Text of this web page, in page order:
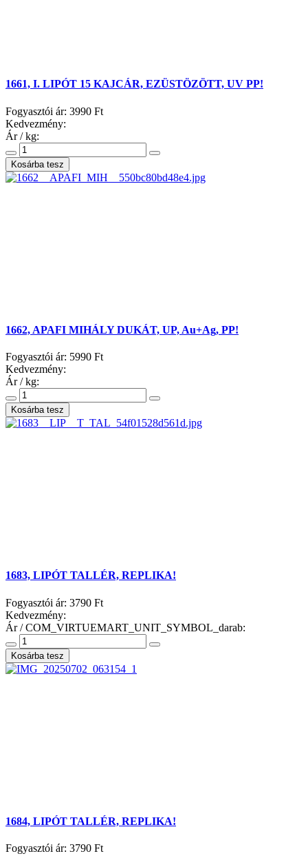
1661, I. LIPÓT 15 KAJCÁR, EZÜSTÖZÖTT, UV PP!
Fogyasztói ár: 3990 Ft
Kedvezmény:
Ár / kg:
1662, APAFI MIHÁLY DUKÁT, UP, Au+Ag, PP!
Fogyasztói ár: 5990 Ft
Kedvezmény:
Ár / kg:
1683, LIPÓT TALLÉR, REPLIKA!
Fogyasztói ár: 3790 Ft
Kedvezmény:
Ár / COM_VIRTUEMART_UNIT_SYMBOL_darab:
1684, LIPÓT TALLÉR, REPLIKA!
Fogyasztói ár: 3790 Ft